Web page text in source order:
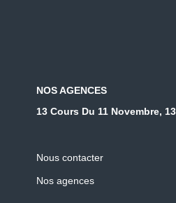
NOS AGENCES
13 Cours Du 11 Novembre,
Nous contacter
Nos agences